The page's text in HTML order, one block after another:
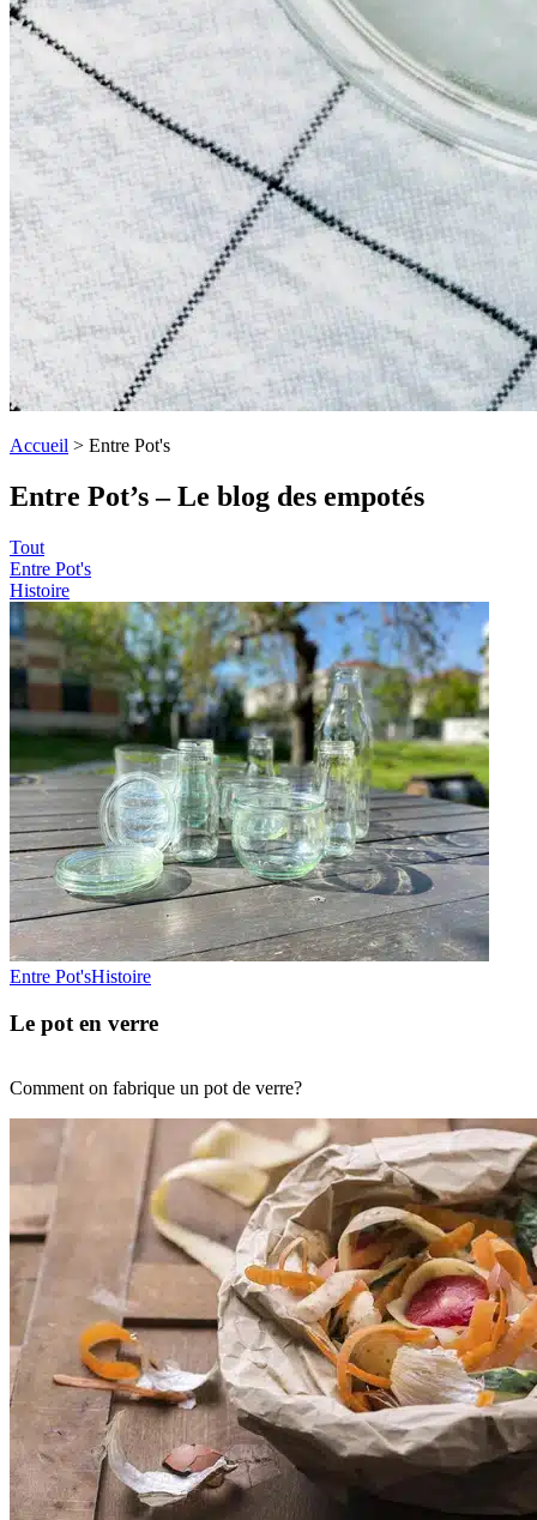
Accueil > Entre Pot's
Entre Pot’s – Le blog des empotés
Tout
Entre Pot's
Histoire
Entre Pot'sHistoire
Le pot en verre
Comment on fabrique un pot de verre?